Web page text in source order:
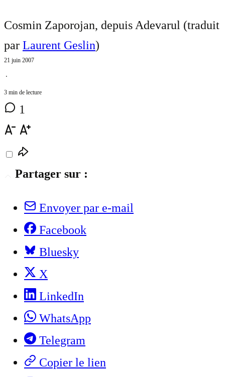
Cosmin Zaporojan, depuis Adevarul (traduit
par Laurent Geslin)
21 juin 2007
⋅
3 min de lecture
1
Partager sur :
Envoyer par e-mail
Facebook
Bluesky
X
LinkedIn
WhatsApp
Telegram
Copier le lien